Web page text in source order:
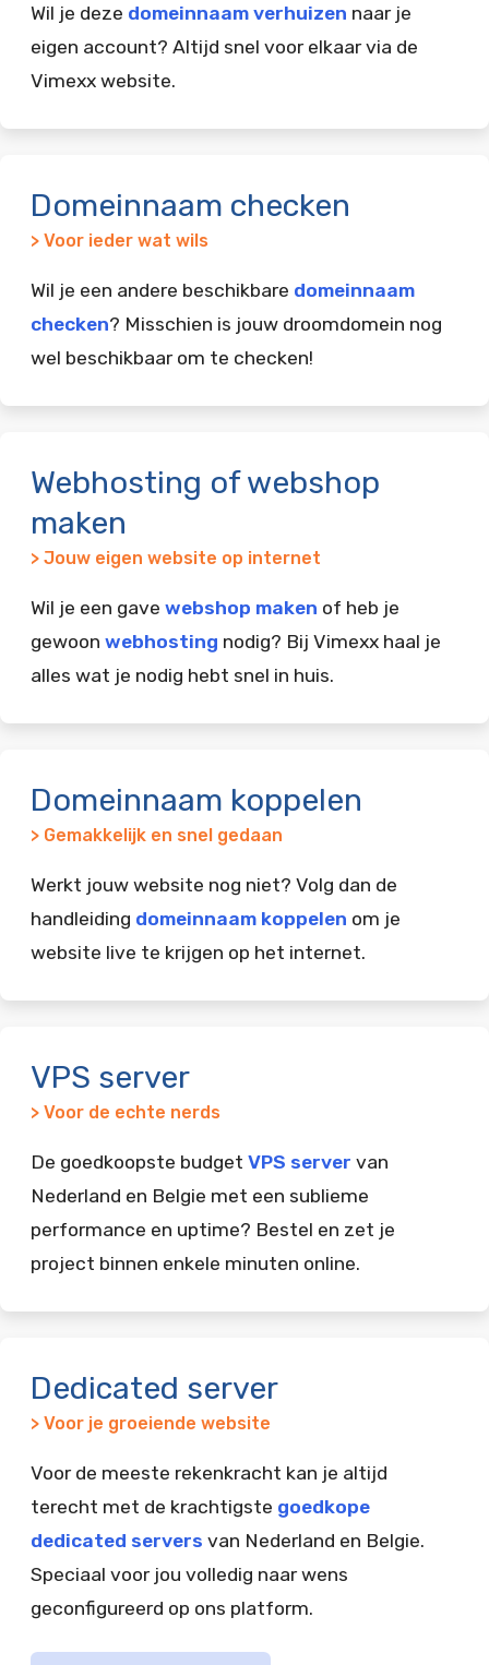
Wil je deze domeinnaam verhuizen naar je
eigen account? Altijd snel voor elkaar via de
Vimexx website.
Domeinnaam checken
> Voor ieder wat wils
Wil je een andere beschikbare domeinnaam
checken? Misschien is jouw droomdomein nog
wel beschikbaar om te checken!
Webhosting of webshop
maken
> Jouw eigen website op internet
Wil je een gave webshop maken of heb je
gewoon webhosting nodig? Bij Vimexx haal je
alles wat je nodig hebt snel in huis.
Domeinnaam koppelen
> Gemakkelijk en snel gedaan
Werkt jouw website nog niet? Volg dan de
handleiding domeinnaam koppelen om je
website live te krijgen op het internet.
VPS server
> Voor de echte nerds
De goedkoopste budget VPS server van
Nederland en Belgie met een sublieme
performance en uptime? Bestel en zet je
project binnen enkele minuten online.
Dedicated server
> Voor je groeiende website
Voor de meeste rekenkracht kan je altijd
terecht met de krachtigste goedkope
dedicated servers van Nederland en Belgie.
Speciaal voor jou volledig naar wens
geconfigureerd op ons platform.